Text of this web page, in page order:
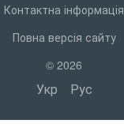
Контактна інформація
Повна версія сайту
© 2026
Укр Рус